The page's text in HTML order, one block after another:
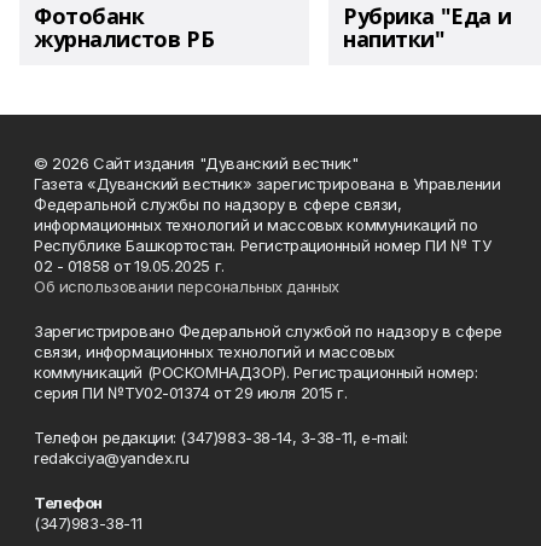
Фотобанк
журналистов РБ
Рубрика "Еда и
напитки"
© 2026 Сайт издания "Дуванский вестник"
Газета «Дуванский вестник» зарегистрирована в Управлении
Федеральной службы по надзору в сфере связи,
информационных технологий и массовых коммуникаций по
Республике Башкортостан. Регистрационный номер ПИ № ТУ
02 - 01858 от 19.05.2025 г.
Об использовании персональных данных
Зарегистрировано Федеральной службой по надзору в сфере
связи, информационных технологий и массовых
коммуникаций (РОСКОМНАДЗОР). Регистрационный номер:
серия ПИ №ТУ02-01374 от 29 июля 2015 г.
Телефон редакции: (347)983-38-14, 3-38-11, e-mail:
redakciya@yandex.ru
Телефон
(347)983-38-11